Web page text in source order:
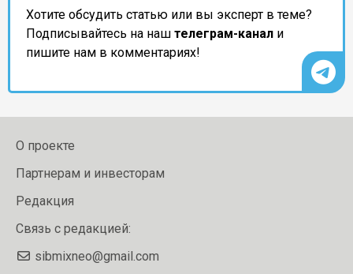
Хотите обсудить статью или вы эксперт в теме?
Подписывайтесь на наш телеграм-канал и
пишите нам в комментариях!
О проекте
Партнерам и инвесторам
Редакция
Связь с редакцией:
sibmixneo@gmail.com